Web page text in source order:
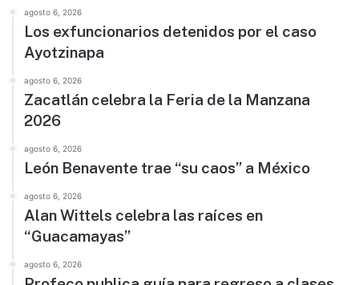
agosto 6, 2026
Los exfuncionarios detenidos por el caso
Ayotzinapa
agosto 6, 2026
Zacatlán celebra la Feria de la Manzana
2026
agosto 6, 2026
León Benavente trae “su caos” a México
agosto 6, 2026
Alan Wittels celebra las raíces en
“Guacamayas”
agosto 6, 2026